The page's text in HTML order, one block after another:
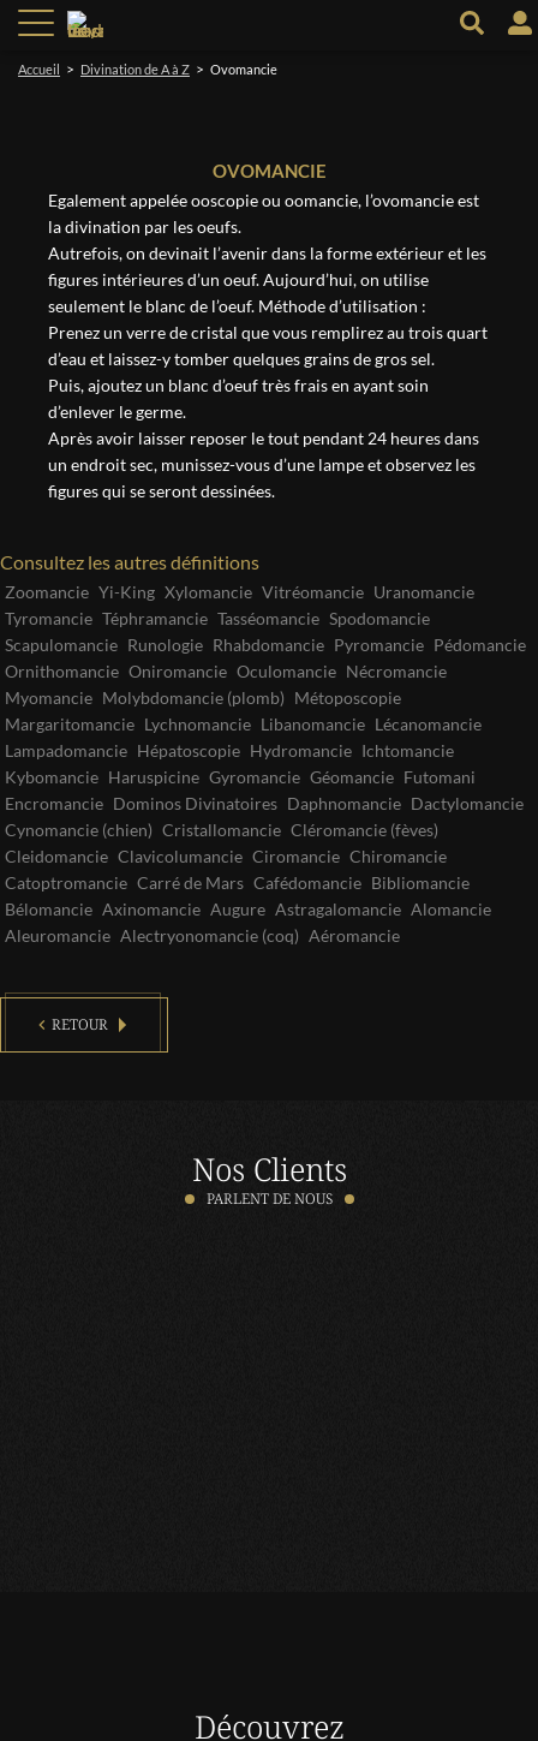
Accueil > Divination de A à Z > Ovomancie
OVOMANCIE
Egalement appelée ooscopie ou oomancie, l’ovomancie est
la divination par les oeufs.
Autrefois, on devinait l’avenir dans la forme extérieur et les
figures intérieures d’un oeuf. Aujourd’hui, on utilise
seulement le blanc de l’oeuf. Méthode d’utilisation :
Prenez un verre de cristal que vous remplirez au trois quart
d’eau et laissez-y tomber quelques grains de gros sel.
Puis, ajoutez un blanc d’oeuf très frais en ayant soin
d’enlever le germe.
Après avoir laisser reposer le tout pendant 24 heures dans
un endroit sec, munissez-vous d’une lampe et observez les
figures qui se seront dessinées.
Consultez les autres définitions
Zoomancie Yi-King Xylomancie Vitréomancie Uranomancie
Tyromancie Téphramancie Tasséomancie Spodomancie
Scapulomancie Runologie Rhabdomancie Pyromancie Pédomancie
Ornithomancie Oniromancie Oculomancie Nécromancie
Myomancie Molybdomancie (plomb) Métoposcopie
Margaritomancie Lychnomancie Libanomancie Lécanomancie
Lampadomancie Hépatoscopie Hydromancie Ichtomancie
Kybomancie Haruspicine Gyromancie Géomancie Futomani
Encromancie Dominos Divinatoires Daphnomancie Dactylomancie
Cynomancie (chien) Cristallomancie Cléromancie (fèves)
Cleidomancie Clavicolumancie Ciromancie Chiromancie
Catoptromancie Carré de Mars Cafédomancie Bibliomancie
Bélomancie Axinomancie Augure Astragalomancie Alomancie
Aleuromancie Alectryonomancie (coq) Aéromancie
RETOUR
Nos Clients
PARLENT DE NOUS
Découvrez